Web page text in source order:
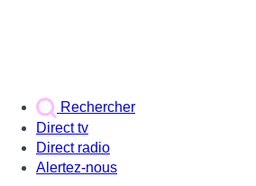
Rechercher
Direct tv
Direct radio
Alertez-nous